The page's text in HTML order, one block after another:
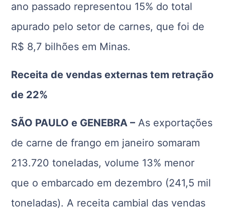
ano passado representou 15% do total
apurado pelo setor de carnes, que foi de
R$ 8,7 bilhões em Minas.
Receita de vendas externas tem retração
de 22%
SÃO PAULO e GENEBRA – As exportações
de carne de frango em janeiro somaram
213.720 toneladas, volume 13% menor
que o embarcado em dezembro (241,5 mil
toneladas). A receita cambial das vendas